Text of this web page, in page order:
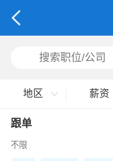
地区 薪资
跟单
不限